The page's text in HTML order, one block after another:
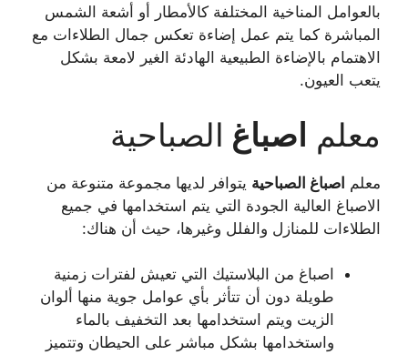
بالعوامل المناخية المختلفة كالأمطار أو أشعة الشمس
المباشرة كما يتم عمل إضاءة تعكس جمال الطلاءات مع
الاهتمام بالإضاءة الطبيعية الهادئة الغير لامعة بشكل
يتعب العيون.
معلم اصباغ الصباحية
معلم اصباغ الصباحية يتوافر لديها مجموعة متنوعة من
الاصباغ العالية الجودة التي يتم استخدامها في جميع
الطلاءات للمنازل والفلل وغيرها، حيث أن هناك:
اصباغ من البلاستيك التي تعيش لفترات زمنية
طويلة دون أن تتأثر بأي عوامل جوية منها ألوان
الزيت ويتم استخدامها بعد التخفيف بالماء
واستخدامها بشكل مباشر على الحيطان وتتميز